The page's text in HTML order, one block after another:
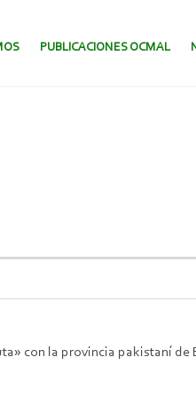
PUBLICACIONES OCMAL
con la provincia pakistaní